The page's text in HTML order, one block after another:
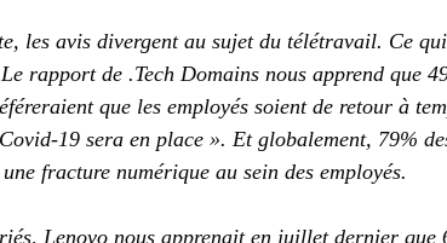
les avis divergent au sujet du télétravail. Ce
rapport de .Tech Domains nous apprend que
que les employés soient de retour à
19 sera en place ». Et globalement, 79%
fracture numérique au sein des employés.
Lenovo nous apprenait en juillet dernier que